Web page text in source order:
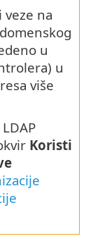
na
u
u
više
Koristi